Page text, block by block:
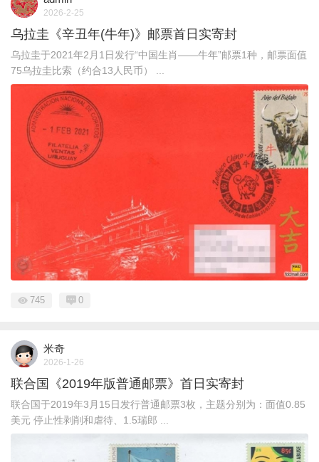
2026-2-25
乌拉圭《辛丑年(牛年)》邮票首日实寄封
乌拉圭于2021年2月1日发行“中国生肖——牛年”邮票1种，邮票面值
75乌拉圭比索（约合13人民币） ...
745 0
米奇
2026-1-26
联合国《2019年版普通邮票》首日实寄封
联合国于2019年3月15日发行普通邮票3枚，主题分别为：面值0.85
美元 停止性剥削和虐待、1.5瑞郎 ...